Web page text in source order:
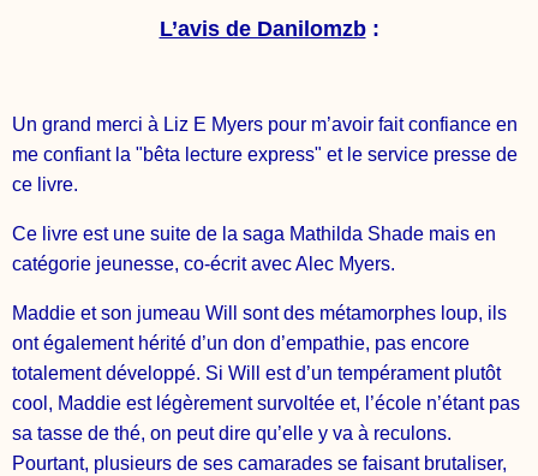
L’avis de Danilomzb:
Un grand merci à Liz E Myers pour m’avoir fait confiance en
me confiant la "bêta lecture express" et le service presse de
ce livre.
Ce livre est une suite de la saga Mathilda Shade mais en
catégorie jeunesse, co-écrit avec Alec Myers.
Maddie et son jumeau Will sont des métamorphes loup, ils
ont également hérité d’un don d’empathie, pas encore
totalement développé. Si Will est d’un tempérament plutôt
cool, Maddie est légèrement survoltée et, l’école n’étant pas
sa tasse de thé, on peut dire qu’elle y va à reculons.
Pourtant, plusieurs de ses camarades se faisant brutaliser,